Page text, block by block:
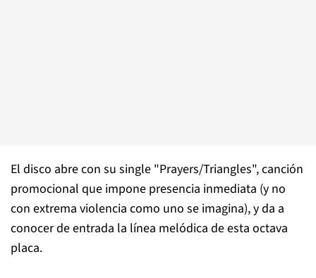
El disco abre con su single "Prayers/Triangles", canción
promocional que impone presencia inmediata (y no
con extrema violencia como uno se imagina), y da a
conocer de entrada la línea melódica de esta octava
placa.